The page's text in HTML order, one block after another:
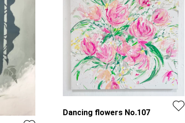
Dancing flowers No.107